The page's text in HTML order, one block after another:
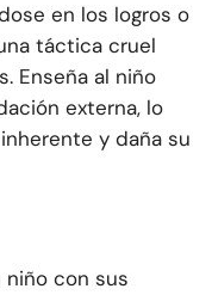
en los logros o
táctica cruel
Enseña al niño
externa, lo
y daña su
con sus